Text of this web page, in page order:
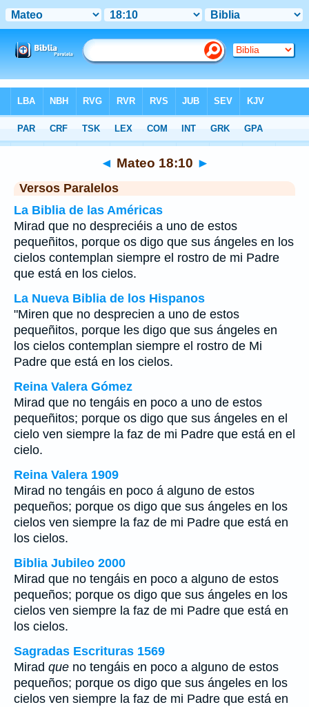
>Mateo > Capítulo 18> Verso 10
◄ Mateo 18:10 ►
Versos Paralelos
La Biblia de las Américas
Mirad que no despreciéis a uno de estos
pequeñitos, porque os digo que sus ángeles en los
cielos contemplan siempre el rostro de mi Padre
que está en los cielos.
La Nueva Biblia de los Hispanos
"Miren que no desprecien a uno de estos
pequeñitos, porque les digo que sus ángeles en
los cielos contemplan siempre el rostro de Mi
Padre que está en los cielos.
Reina Valera Gómez
Mirad que no tengáis en poco a uno de estos
pequeñitos; porque os digo que sus ángeles en el
cielo ven siempre la faz de mi Padre que está en el
cielo.
Reina Valera 1909
Mirad no tengáis en poco á alguno de estos
pequeños; porque os digo que sus ángeles en los
cielos ven siempre la faz de mi Padre que está en
los cielos.
Biblia Jubileo 2000
Mirad que no tengáis en poco a alguno de estos
pequeños; porque os digo que sus ángeles en los
cielos ven siempre la faz de mi Padre que está en
los cielos.
Sagradas Escrituras 1569
Mirad que no tengáis en poco a alguno de estos
pequeños; porque os digo que sus ángeles en los
cielos ven siempre la faz de mi Padre que está en